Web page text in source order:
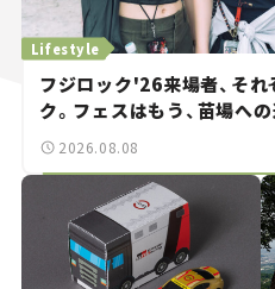
フジロック'26来場者、そ
ク。フェスはもう、苗場へ
Lifestyle
2026.08.08